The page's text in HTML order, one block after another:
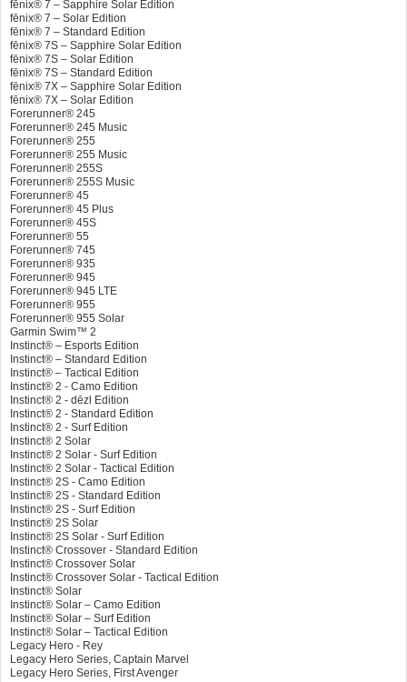
fēnix® 7 – Sapphire Solar Edition
fēnix® 7 – Solar Edition
fēnix® 7 – Standard Edition
fēnix® 7S – Sapphire Solar Edition
fēnix® 7S – Solar Edition
fēnix® 7S – Standard Edition
fēnix® 7X – Sapphire Solar Edition
fēnix® 7X – Solar Edition
Forerunner® 245
Forerunner® 245 Music
Forerunner® 255
Forerunner® 255 Music
Forerunner® 255S
Forerunner® 255S Music
Forerunner® 45
Forerunner® 45 Plus
Forerunner® 45S
Forerunner® 55
Forerunner® 745
Forerunner® 935
Forerunner® 945
Forerunner® 945 LTE
Forerunner® 955
Forerunner® 955 Solar
Garmin Swim™ 2
Instinct® – Esports Edition
Instinct® – Standard Edition
Instinct® – Tactical Edition
Instinct® 2 - Camo Edition
Instinct® 2 - dēzl Edition
Instinct® 2 - Standard Edition
Instinct® 2 - Surf Edition
Instinct® 2 Solar
Instinct® 2 Solar - Surf Edition
Instinct® 2 Solar - Tactical Edition
Instinct® 2S - Camo Edition
Instinct® 2S - Standard Edition
Instinct® 2S - Surf Edition
Instinct® 2S Solar
Instinct® 2S Solar - Surf Edition
Instinct® Crossover - Standard Edition
Instinct® Crossover Solar
Instinct® Crossover Solar - Tactical Edition
Instinct® Solar
Instinct® Solar – Camo Edition
Instinct® Solar – Surf Edition
Instinct® Solar – Tactical Edition
Legacy Hero - Rey
Legacy Hero Series, Captain Marvel
Legacy Hero Series, First Avenger